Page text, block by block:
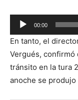
Reproductor
de
audio
00:00
En tanto, el
Vergués, confirmó
tránsito en la tura
anoche se